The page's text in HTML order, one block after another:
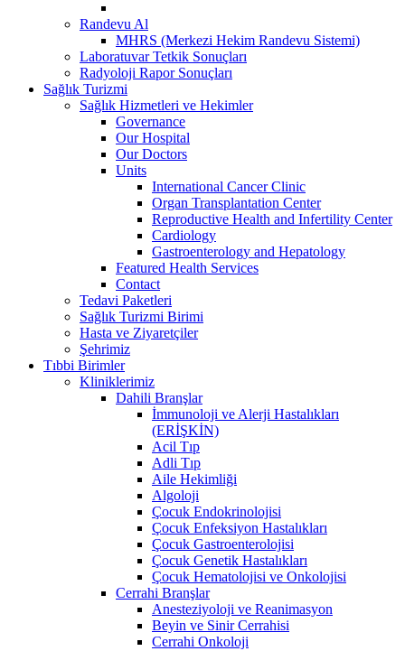
Randevu Al
MHRS (Merkezi Hekim Randevu Sistemi)
Laboratuvar Tetkik Sonuçları
Radyoloji Rapor Sonuçları
Sağlık Turizmi
Sağlık Hizmetleri ve Hekimler
Governance
Our Hospital
Our Doctors
Units
International Cancer Clinic
Organ Transplantation Center
Reproductive Health and Infertility Center
Cardiology
Gastroenterology and Hepatology
Featured Health Services
Contact
Tedavi Paketleri
Sağlık Turizmi Birimi
Hasta ve Ziyaretçiler
Şehrimiz
Tıbbi Birimler
Kliniklerimiz
Dahili Branşlar
İmmunoloji ve Alerji Hastalıkları
(ERİŞKİN)
Acil Tıp
Adli Tıp
Aile Hekimliği
Algoloji
Çocuk Endokrinolojisi
Çocuk Enfeksiyon Hastalıkları
Çocuk Gastroenterolojisi
Çocuk Genetik Hastalıkları
Çocuk Hematolojisi ve Onkolojisi
Cerrahi Branşlar
Anesteziyoloji ve Reanimasyon
Beyin ve Sinir Cerrahisi
Cerrahi Onkoloji